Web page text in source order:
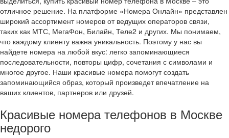
отличное решение. На платформе «Номера Онлайн» представлен
широкий ассортимент номеров от ведущих операторов связи,
таких как МТС, МегаФон, Билайн, Теле2 и других. Мы понимаем,
что каждому клиенту важна уникальность. Поэтому у нас вы
найдете номера на любой вкус: легко запоминающиеся
последовательности, повторы цифр, сочетания с символами и
многое другое. Наши красивые номера помогут создать
запоминающийся образ, который произведет впечатление на
ваших клиентов, партнеров или друзей.
Красивые номера телефонов в Москве
недорого